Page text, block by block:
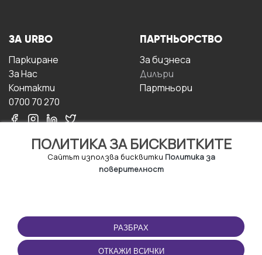
ПОЛИТИКА ЗА БИСКВИТКИТЕ
Сайтът използва бисквитки Политика за
поверителност
РАЗБРАХ
ОТКАЖИ ВСИЧКИ
ЗА URBO
Паркиране
За Hас
Контакти
0700 70 270
ПАРТНЬОРСТВО
За бизнесa
Дилъри
Партньори
ПОЛЗВАНЕ
Правила и условия за
ползване
ПРИЛОЖЕНИЕТО